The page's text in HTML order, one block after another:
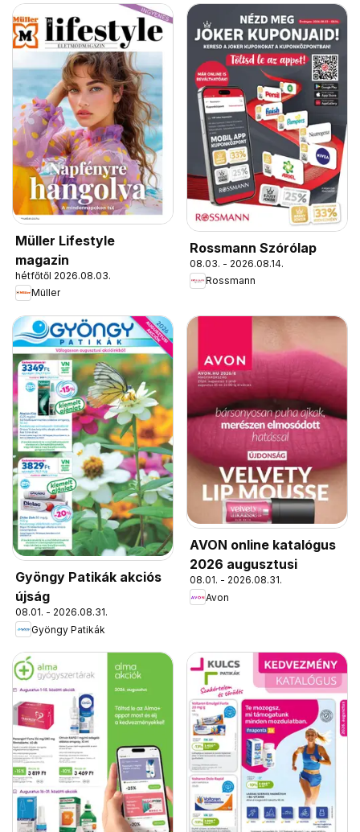
Müller Lifestyle
magazin
hétfőtől 2026.08.03.
Müller
Rossmann Szórólap
08.03. - 2026.08.14.
Rossmann
Gyöngy Patikák akciós
újság
08.01. - 2026.08.31.
Gyöngy Patikák
AVON online katalógus
2026 augusztusi
08.01. - 2026.08.31.
Avon